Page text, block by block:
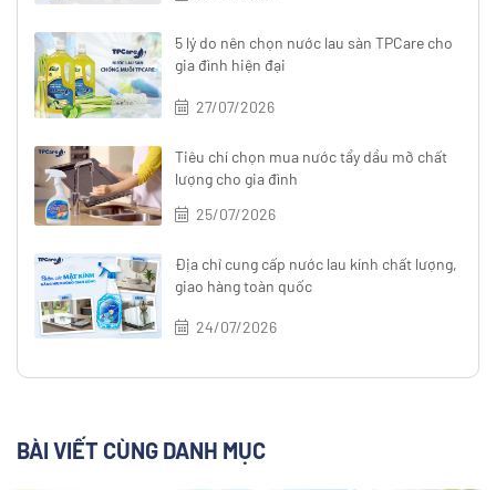
5 lý do nên chọn nước lau sàn TPCare cho
gia đình hiện đại
27/07/2026
Tiêu chí chọn mua nước tẩy dầu mỡ chất
lượng cho gia đình
25/07/2026
Địa chỉ cung cấp nước lau kính chất lượng,
giao hàng toàn quốc
24/07/2026
BÀI VIẾT CÙNG DANH MỤC